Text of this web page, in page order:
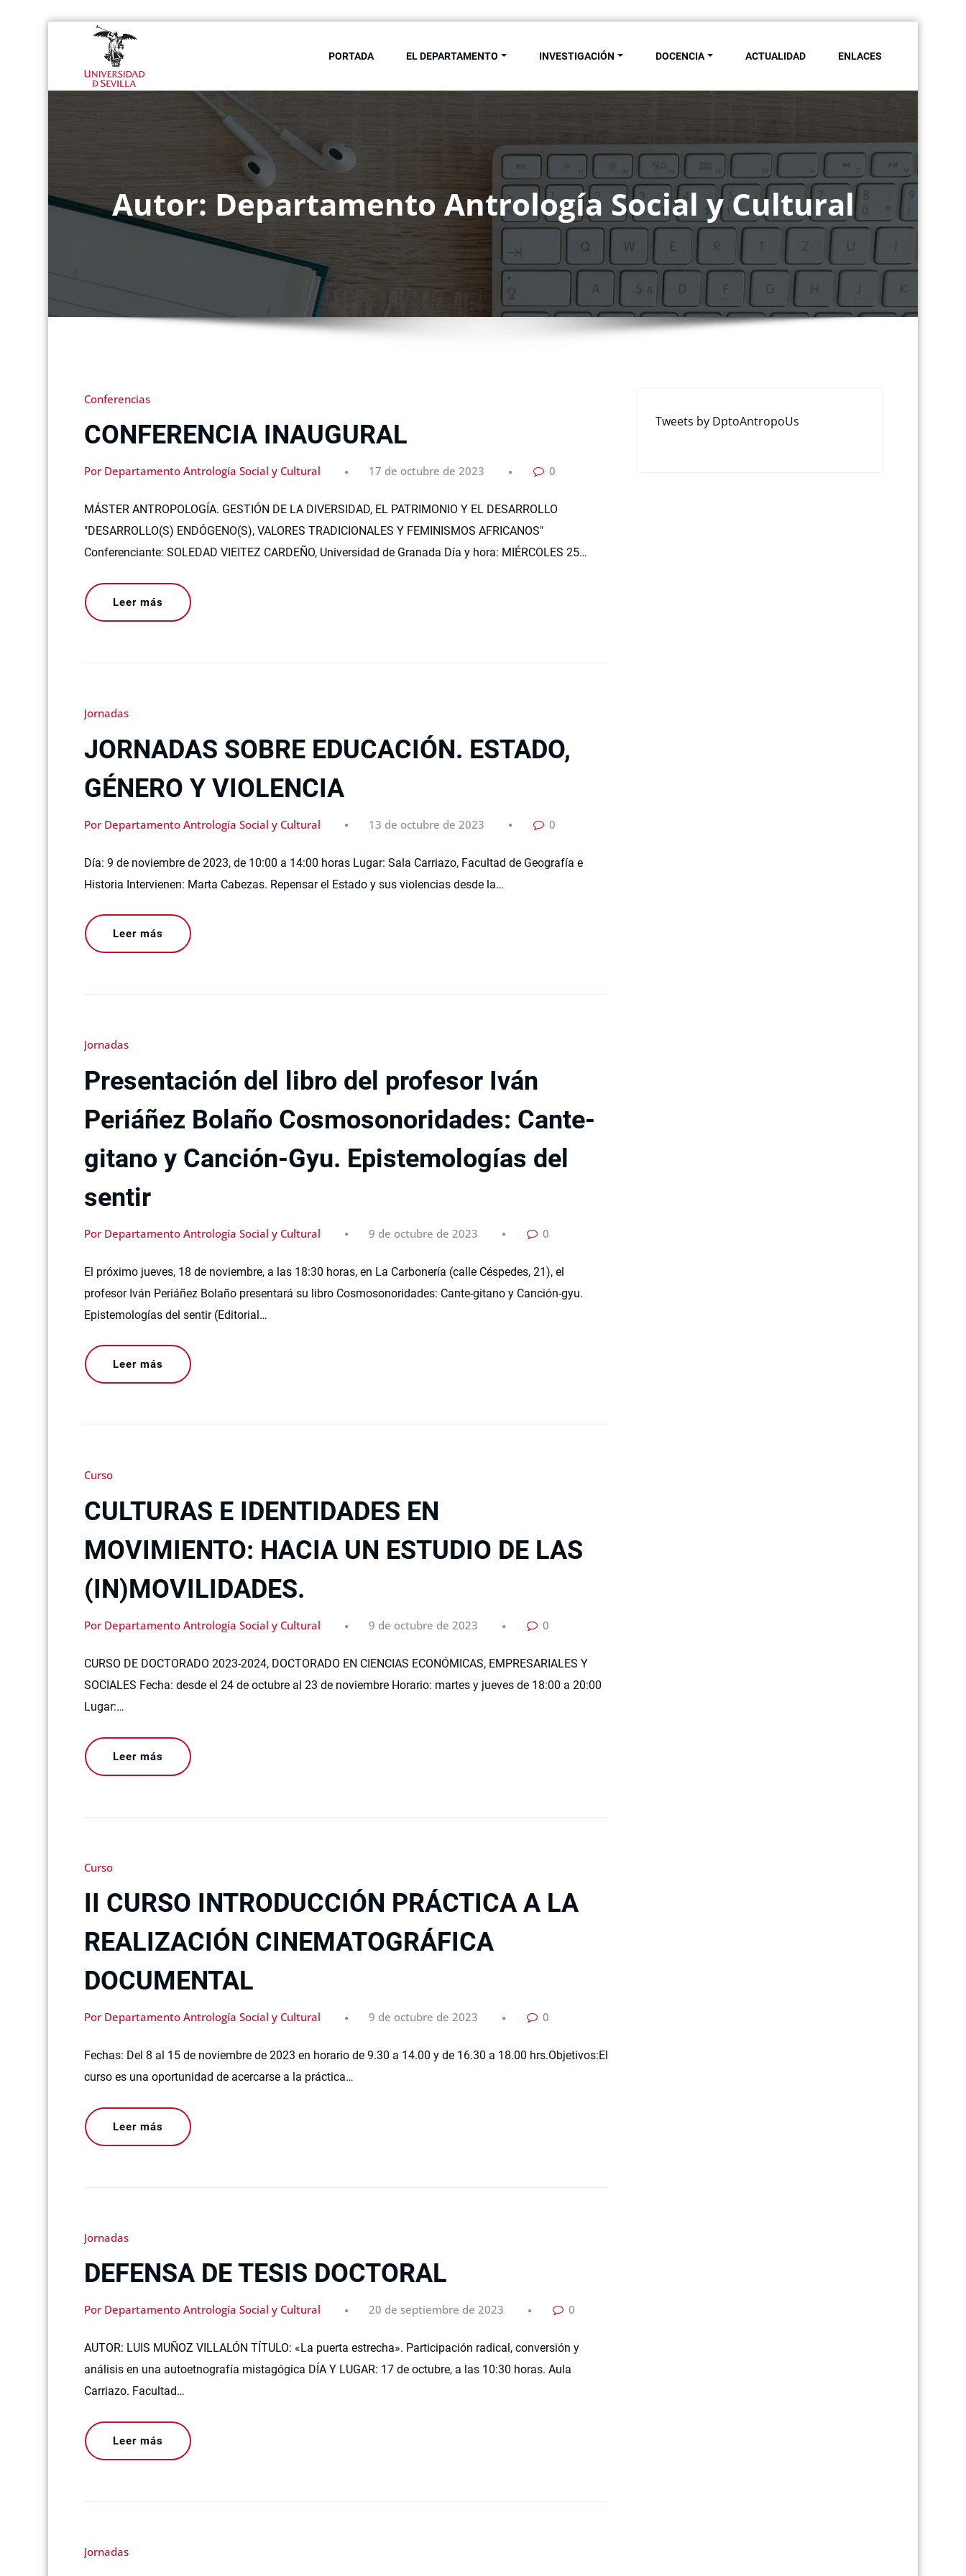
contenido
PORTADA EL DEPARTAMENTO INVESTIGACIÓN DOCENCIA ACTUALIDAD ENLACES
Autor: Departamento Antrología Social y Cultural
Conferencias
CONFERENCIA INAUGURAL
Por Departamento Antrología Social y Cultural 17 de octubre de 2023 0
MÁSTER ANTROPOLOGÍA. GESTIÓN DE LA DIVERSIDAD, EL PATRIMONIO Y EL DESARROLLO
"DESARROLLO(S) ENDÓGENO(S), VALORES TRADICIONALES Y FEMINISMOS AFRICANOS"
Conferenciante: SOLEDAD VIEITEZ CARDEÑO, Universidad de Granada Día y hora: MIÉRCOLES 25…
Leer más
Jornadas
JORNADAS SOBRE EDUCACIÓN. ESTADO,
GÉNERO Y VIOLENCIA
Por Departamento Antrología Social y Cultural 13 de octubre de 2023 0
Día: 9 de noviembre de 2023, de 10:00 a 14:00 horas Lugar: Sala Carriazo, Facultad de Geografía e
Historia Intervienen: Marta Cabezas. Repensar el Estado y sus violencias desde la…
Leer más
Jornadas
Presentación del libro del profesor Iván
Periáñez Bolaño Cosmosonoridades: Cante-
gitano y Canción-Gyu. Epistemologías del
sentir
Por Departamento Antrología Social y Cultural 9 de octubre de 2023 0
El próximo jueves, 18 de noviembre, a las 18:30 horas, en La Carbonería (calle Céspedes, 21), el
profesor Iván Periáñez Bolaño presentará su libro Cosmosonoridades: Cante-gitano y Canción-gyu.
Epistemologías del sentir (Editorial…
Leer más
Curso
CULTURAS E IDENTIDADES EN
MOVIMIENTO: HACIA UN ESTUDIO DE LAS
(IN)MOVILIDADES.
Por Departamento Antrología Social y Cultural 9 de octubre de 2023 0
CURSO DE DOCTORADO 2023-2024, DOCTORADO EN CIENCIAS ECONÓMICAS, EMPRESARIALES Y
SOCIALES Fecha: desde el 24 de octubre al 23 de noviembre Horario: martes y jueves de 18:00 a 20:00
Lugar:…
Leer más
Curso
II CURSO INTRODUCCIÓN PRÁCTICA A LA
REALIZACIÓN CINEMATOGRÁFICA
DOCUMENTAL
Por Departamento Antrología Social y Cultural 9 de octubre de 2023 0
Fechas: Del 8 al 15 de noviembre de 2023 en horario de 9.30 a 14.00 y de 16.30 a 18.00 hrs.Objetivos:El
curso es una oportunidad de acercarse a la práctica…
Leer más
Jornadas
DEFENSA DE TESIS DOCTORAL
Por Departamento Antrología Social y Cultural 20 de septiembre de 2023 0
AUTOR: LUIS MUÑOZ VILLALÓN TÍTULO: «La puerta estrecha». Participación radical, conversión y
análisis en una autoetnografía mistagógica DÍA Y LUGAR: 17 de octubre, a las 10:30 horas. Aula
Carriazo. Facultad…
Leer más
Jornadas
Tweets by DptoAntropoUs